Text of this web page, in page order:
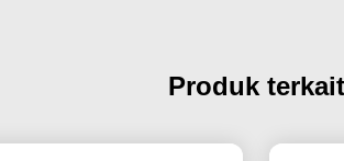
Produk terkait